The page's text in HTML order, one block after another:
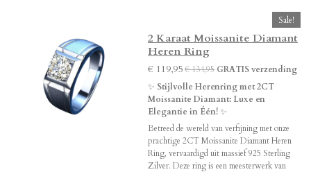
Sale!
2 Karaat Moissanite Diamant
Heren Ring
€ 119,95€ 134,95 GRATIS verzending
✨ Stijlvolle Herenring met 2CT
Moissanite Diamant: Luxe en
Elegantie in Één!✨
Betreed de wereld van verfijning met onze
prachtige 2CT Moissanite Diamant Heren
Ring, vervaardigd uit massief 925 Sterling
Zilver. Deze ring is een meesterwerk van